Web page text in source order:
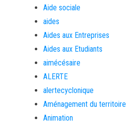
Aide sociale
aides
Aides aux Entreprises
Aides aux Etudiants
aimécésaire
ALERTE
alertecyclonique
Aménagement du territoire
Animation